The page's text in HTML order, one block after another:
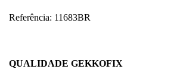
Referência: 11683BR
QUALIDADE GEKKOFIX